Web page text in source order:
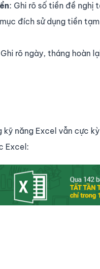
: Ghi rõ số tiền đề nghị
đích sử dụng tiền
rõ ngày, tháng hoàn
kỹ năng Excel vẫn cực
Excel: